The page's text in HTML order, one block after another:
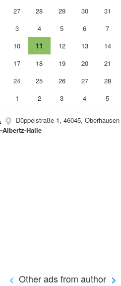
27 28 29 30 31
3 4 5 6 7
10 11 12 13 14
17 18 19 20 21
24 25 26 27 28
1 2 3 4 5
Düppelstraße 1, 46045, Oberhausen
Albertz-Halle
Other ads from author